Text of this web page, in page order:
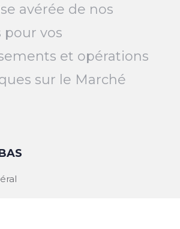
avérée de nos
pour vos
et opérations
sur le Marché